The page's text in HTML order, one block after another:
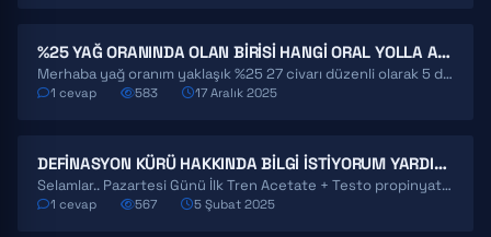
%25 YAĞ ORANINDA OLAN BIRISI HANGI ORAL YOLLA ALINAN GRUPLARLA DEFINASYON YAPMALI?
Merhaba yağ oranım yaklaşık %25 27 civarı düzenli olarak 5 defa spor salonuna gidiyorum. ORAL yöntemle…
1 cevap 583 17 Aralık 2025
DEFINASYON KÜRÜ HAKKINDA BILGI ISTIYORUM YARDIMCI OLURMUSUNUZ?
Selamlar.. Pazartesi Günü İlk Tren Acetate + Testo propinyatı vurdum haftalık 300 mg testesteron propinyat +…
1 cevap 567 5 Şubat 2025